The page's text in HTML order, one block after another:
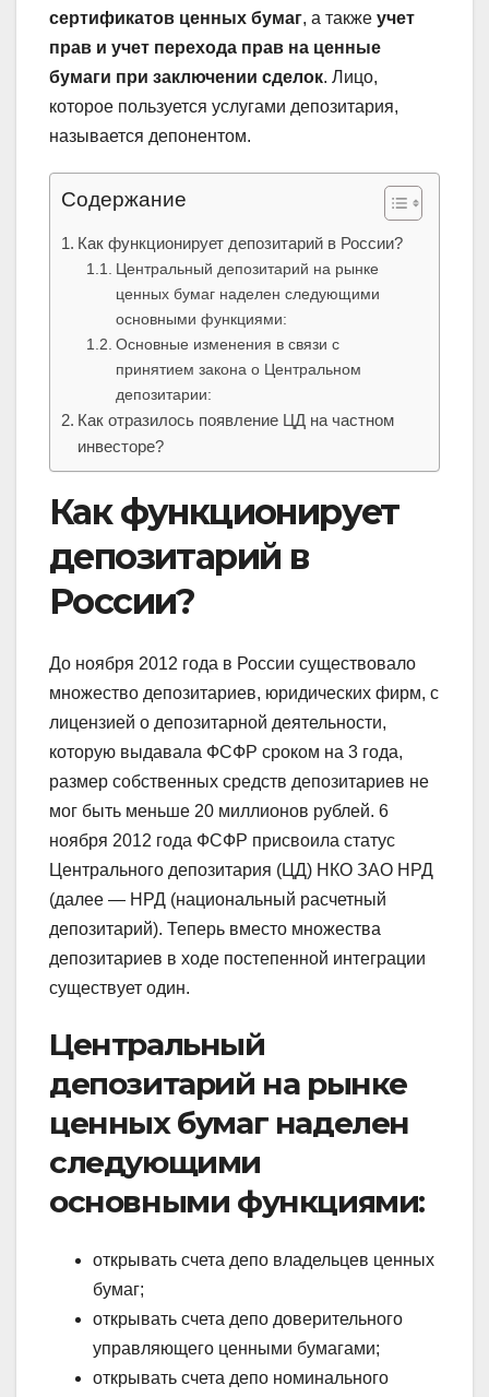
сертификатов ценных бумаг, а также учет
прав и учет перехода прав на ценные
бумаги при заключении сделок. Лицо,
которое пользуется услугами депозитария,
называется депонентом.
Содержание
Как функционирует депозитарий в России?
Центральный депозитарий на рынке
ценных бумаг наделен следующими
основными функциями:
Основные изменения в связи с
принятием закона о Центральном
депозитарии:
Как отразилось появление ЦД на частном
инвесторе?
Как функционирует
депозитарий в
России?
До ноября 2012 года в России существовало
множество депозитариев, юридических фирм, с
лицензией о депозитарной деятельности,
которую выдавала ФСФР сроком на 3 года,
размер собственных средств депозитариев не
мог быть меньше 20 миллионов рублей. 6
ноября 2012 года ФСФР присвоила статус
Центрального депозитария (ЦД) НКО ЗАО НРД
(далее — НРД (национальный расчетный
депозитарий). Теперь вместо множества
депозитариев в ходе постепенной интеграции
существует один.
Центральный
депозитарий на рынке
ценных бумаг наделен
следующими
основными функциями:
открывать счета депо владельцев ценных
бумаг;
открывать счета депо доверительного
управляющего ценными бумагами;
открывать счета депо номинального